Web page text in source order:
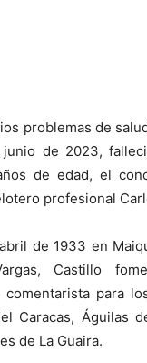
problemas de
de 2023,
de edad, el
profesional
de 1933 en
Castillo
comentarista para
Caracas, Águilas
de La Guaira.